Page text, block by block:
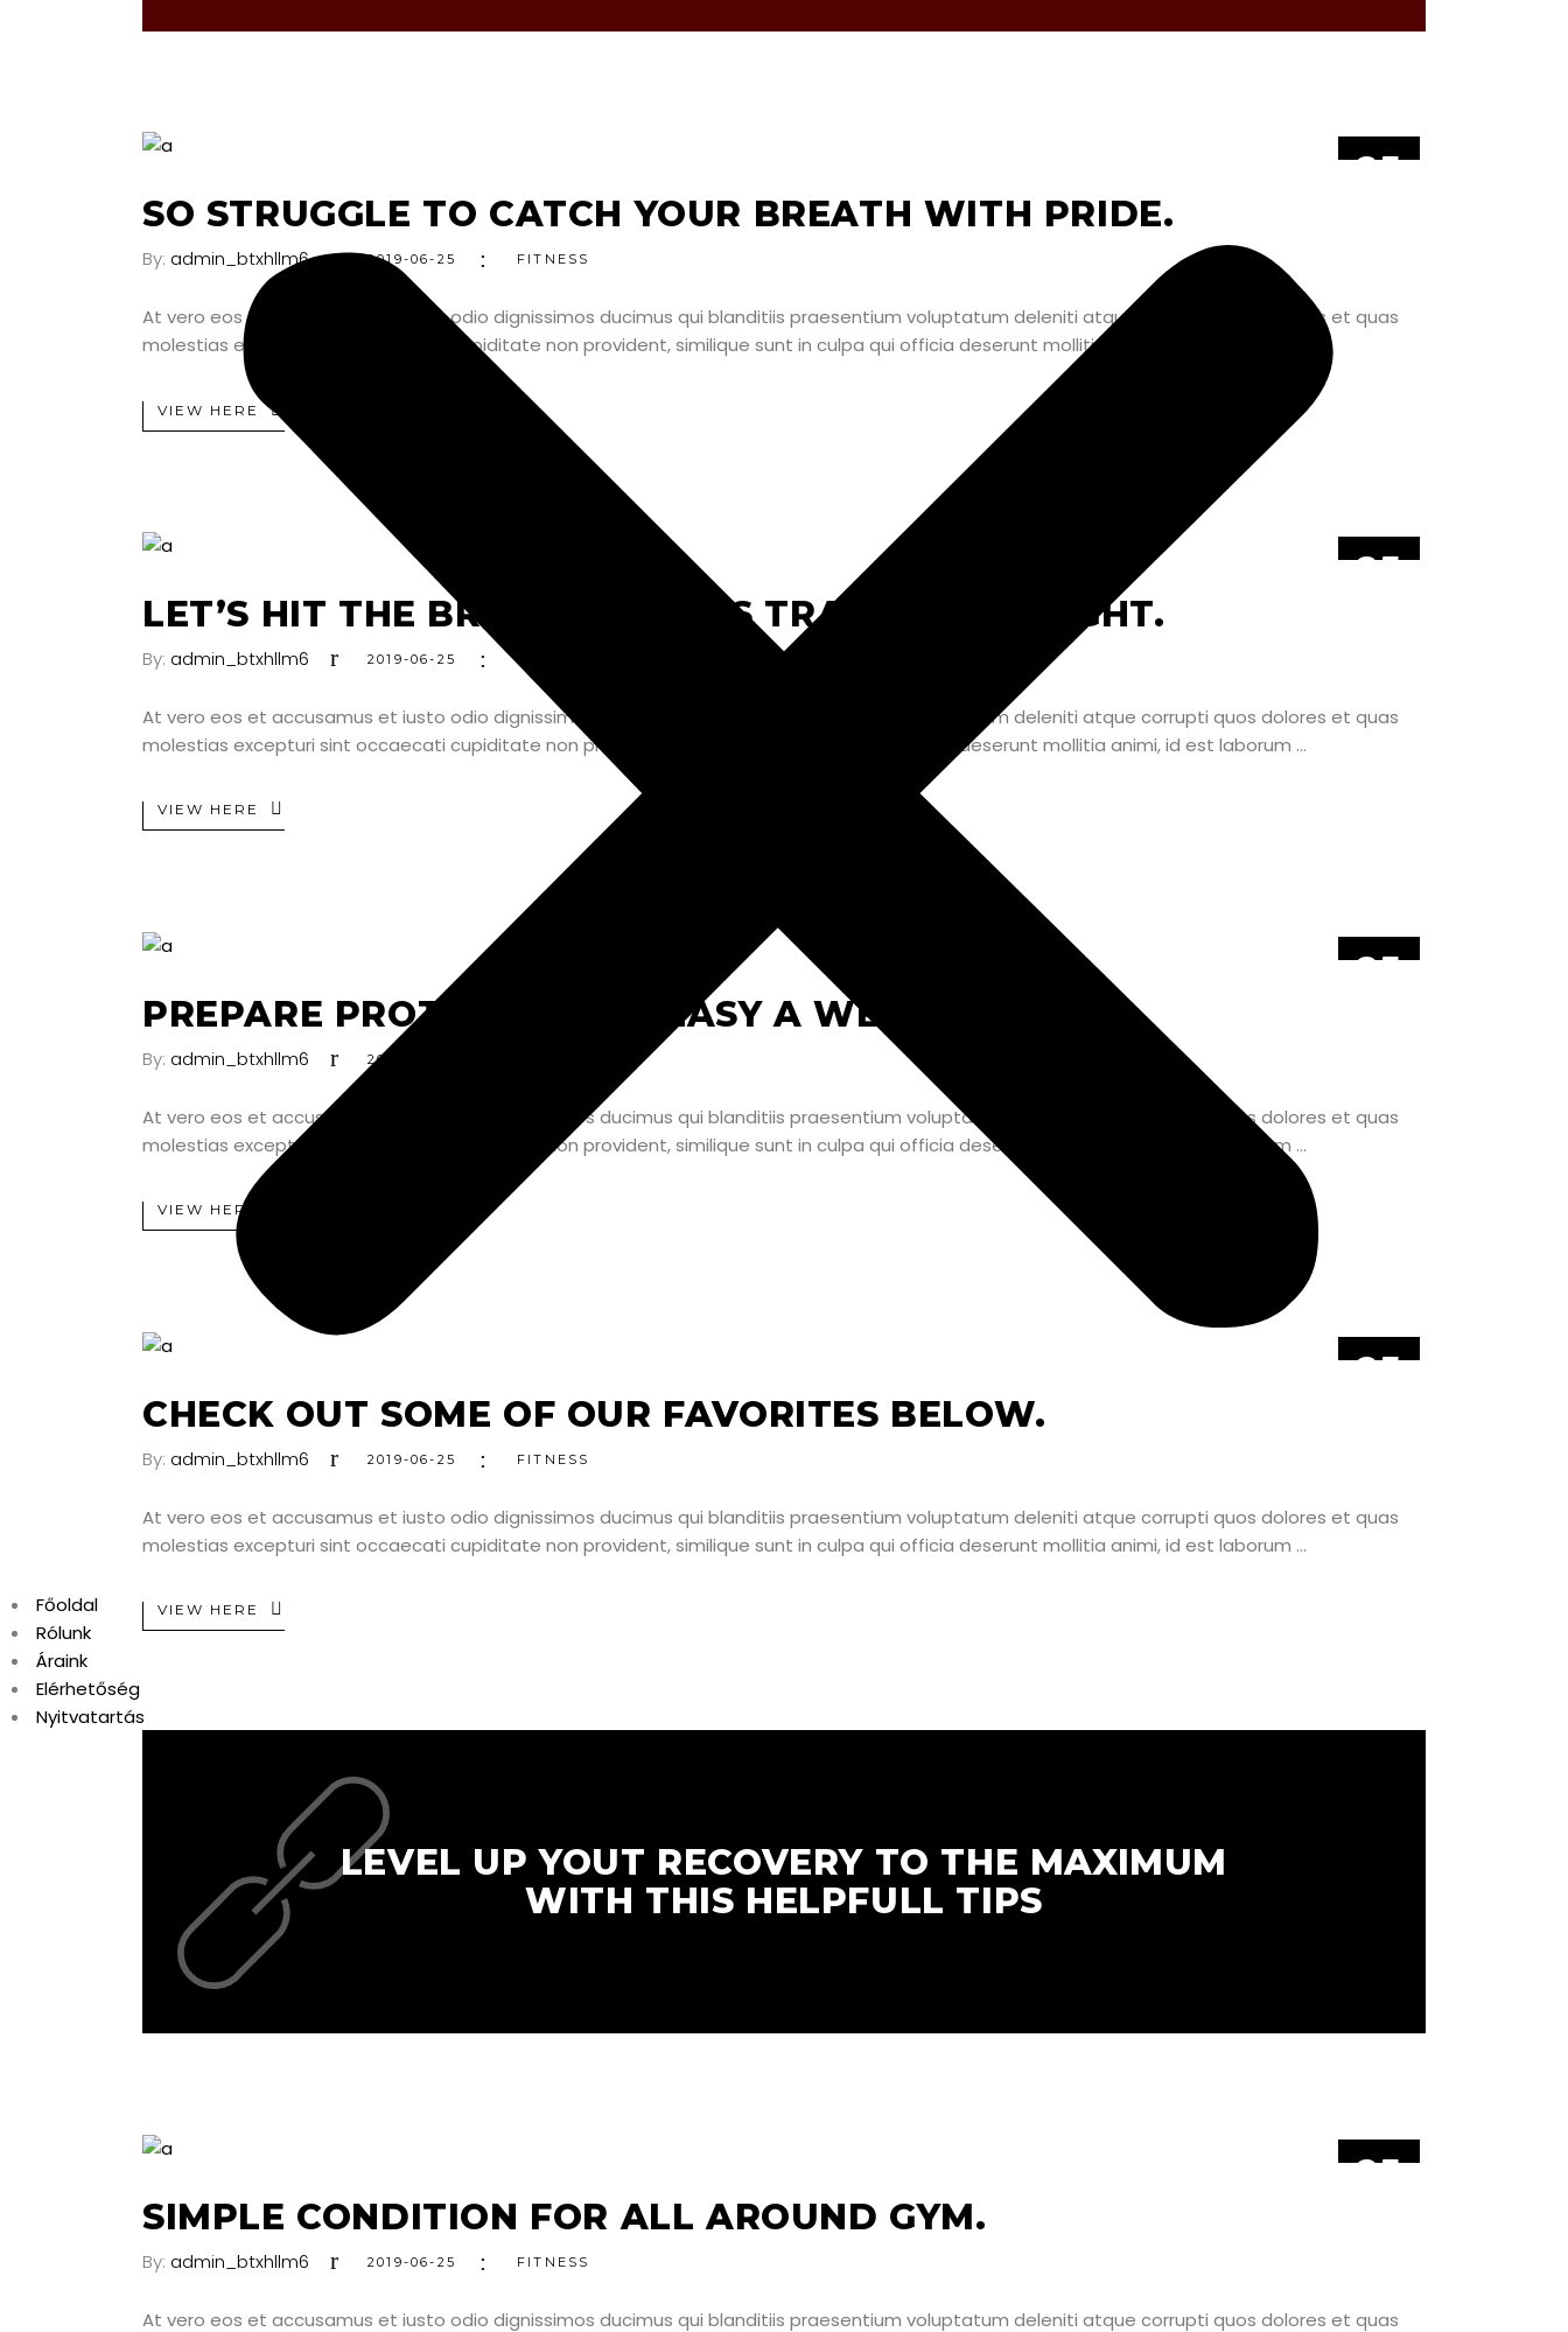
Főoldal
Rólunk
Áraink
Elérhetőség
Nyitvatartás
25
SO STRUGGLE TO CATCH YOUR BREATH WITH PRIDE.
By: admin_btxhllm6 2019-06-25 FITNESS
At vero eos et accusamus et iusto odio dignissimos ducimus qui blanditiis praesentium voluptatum deleniti atque corrupti quos dolores et quas
molestias excepturi sint occaecati cupiditate non provident, similique sunt in culpa qui officia deserunt mollitia animi, id est laborum
VIEW HERE
25
LET’S HIT THE BRAKES ON THIS TRAIN OF THOUGHT.
By: admin_btxhllm6 2019-06-25
At vero eos et accusamus et iusto odio dignissimos ducimus qui blanditiis praesentium voluptatum deleniti atque corrupti quos dolores et quas
molestias excepturi sint occaecati cupiditate non provident, similique sunt in culpa qui officia deserunt mollitia animi, id est laborum
VIEW HERE
25
PREPARE PROTEIN MEALS EASY A WEEK AHEAD.
By: admin_btxhllm6 2019-06-25
At vero eos et accusamus et iusto odio dignissimos ducimus qui blanditiis praesentium voluptatum deleniti atque corrupti quos dolores et quas
molestias excepturi sint occaecati cupiditate non provident, similique sunt in culpa qui officia deserunt mollitia animi, id est laborum
VIEW HERE
25
CHECK OUT SOME OF OUR FAVORITES BELOW.
By: admin_btxhllm6 2019-06-25 FITNESS
At vero eos et accusamus et iusto odio dignissimos ducimus qui blanditiis praesentium voluptatum deleniti atque corrupti quos dolores et quas
molestias excepturi sint occaecati cupiditate non provident, similique sunt in culpa qui officia deserunt mollitia animi, id est laborum
VIEW HERE
LEVEL UP YOUT RECOVERY TO THE MAXIMUM
WITH THIS HELPFULL TIPS
25
SIMPLE CONDITION FOR ALL AROUND GYM.
By: admin_btxhllm6 2019-06-25 FITNESS
At vero eos et accusamus et iusto odio dignissimos ducimus qui blanditiis praesentium voluptatum deleniti atque corrupti quos dolores et quas